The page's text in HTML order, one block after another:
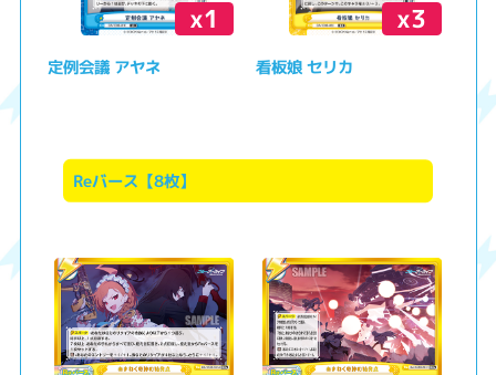
x1
定例会議 アヤネ
x3
看板娘 セリカ
Reバース【8枚】